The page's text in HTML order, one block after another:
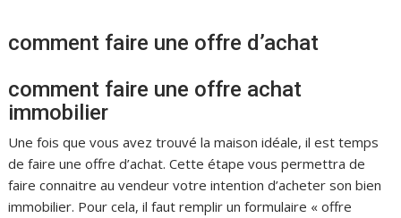
comment faire une offre d’achat
comment faire une offre achat
immobilier
Une fois que vous avez trouvé la maison idéale, il est temps
de faire une offre d’achat. Cette étape vous permettra de
faire connaitre au vendeur votre intention d’acheter son bien
immobilier. Pour cela, il faut remplir un formulaire « offre